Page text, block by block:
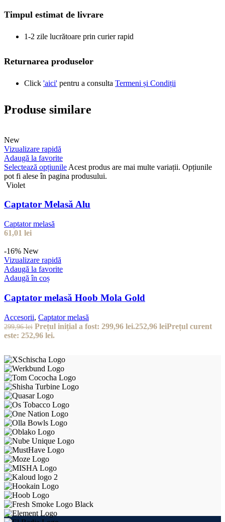
Timpul estimat de livrare
1-2 zile lucrătoare prin curier rapid
Returnarea produselor
Click 'aici' pentru a consulta Termeni și Condiții
Produse similare
New
Vizualizare rapidă
Adaugă la favorite
Selectează opțiunile Acest produs are mai multe variații. Opțiunile
pot fi alese în pagina produsului.
Violet
Captator Melasă Alu
Captator melasă
61,01 lei
-16% New
Vizualizare rapidă
Adaugă la favorite
Adaugă în coș
Captator melasă Hoob Mola Gold
Accesorii, Captator melasă
299,96lei Prețul inițial a fost: 299,96 lei.252,96 leiPrețul curent
este: 252,96 lei.